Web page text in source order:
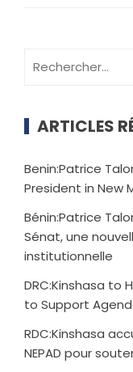
ARTICLES
Benin:Patrice
President in New
Bénin:Patrice
Sénat, une
institutionnelle
DRC:Kinshasa to
to Support
RDC:Kinshasa
NEPAD pour